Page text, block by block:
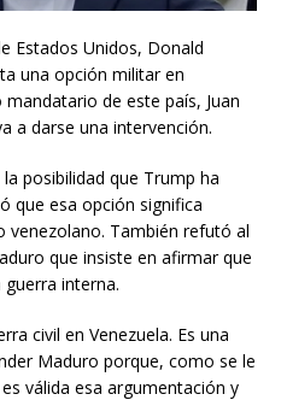
Estados Unidos, Donald
una opción militar en
de este país, Juan
a darse una intervención.
posibilidad que Trump ha
que esa opción significa
venezolano. También refutó al
que insiste en afirmar que
guerra interna.
civil en Venezuela. Es una
Maduro porque, como se le
válida esa argumentación y